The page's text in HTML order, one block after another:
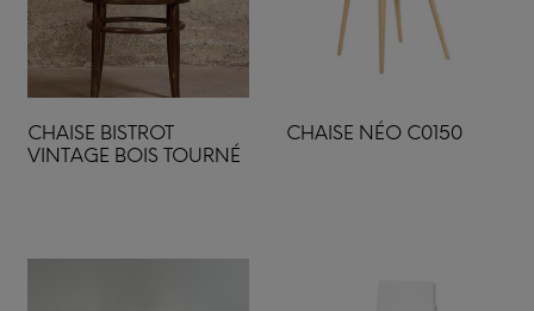
CHAISE BISTROT
VINTAGE BOIS TOURNÉ
CHAISE NÉO C0150